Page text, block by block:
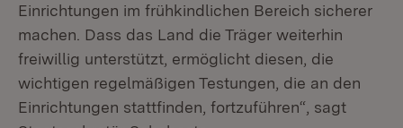
Einrichtungen im frühkindlichen Bereich sicherer
machen. Dass das Land die Träger weiterhin
freiwillig unterstützt, ermöglicht diesen, die
wichtigen regelmäßigen Testungen, die an den
Einrichtungen stattfinden, fortzuführen“, sagt